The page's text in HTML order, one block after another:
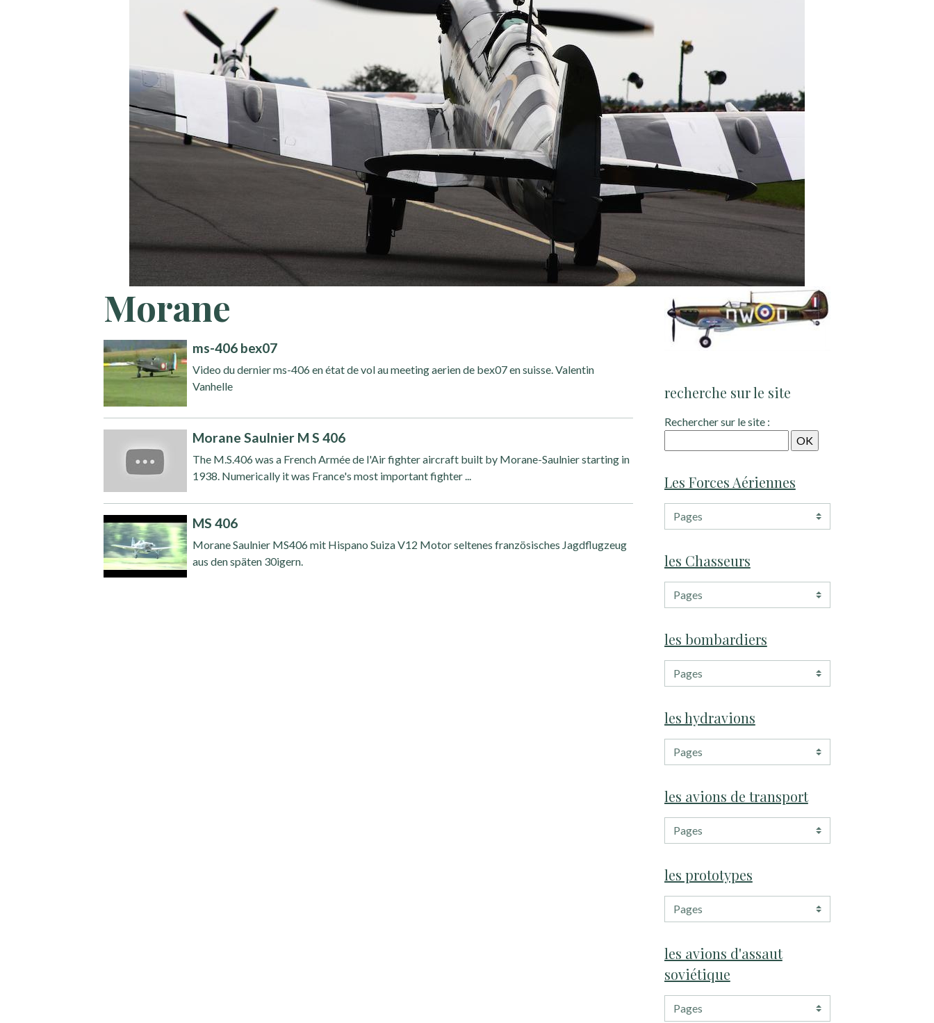
Morane
ms-406 bex07
Video du dernier ms-406 en état de vol au meeting aerien de bex07 en suisse. Valentin
Vanhelle
Morane Saulnier M S 406
The M.S.406 was a French Armée de l'Air fighter aircraft built by Morane-Saulnier starting in
1938. Numerically it was France's most important fighter ...
MS 406
Morane Saulnier MS406 mit Hispano Suiza V12 Motor seltenes französisches Jagdflugzeug
aus den späten 30igern.
recherche sur le site
Rechercher sur le site :
Les Forces Aériennes
les Chasseurs
les bombardiers
les hydravions
les avions de transport
les prototypes
les avions d'assaut
soviétique